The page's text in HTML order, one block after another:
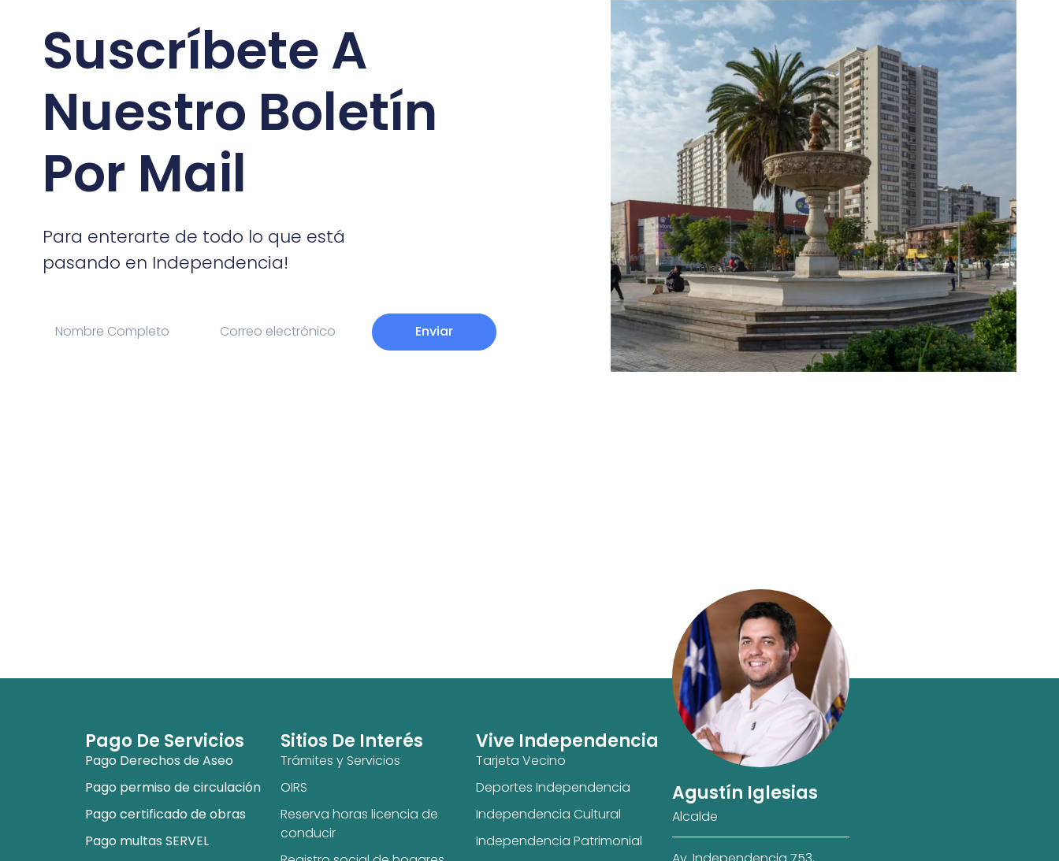
Suscríbete A
Nuestro Boletín
Por Mail
Para enterarte de todo lo que está
pasando en Independencia!
Enviar
Pago De Servicios
Pago Derechos de Aseo
Pago permiso de circulación
Pago certificado de obras
Pago multas SERVEL
Sitios De Interés
Trámites y Servicios
OIRS
Reserva horas licencia de
conducir
Vive Independencia
Tarjeta Vecino
Deportes Independencia
Independencia Cultural
Independencia Patrimonial
Agustín Iglesias
Alcalde